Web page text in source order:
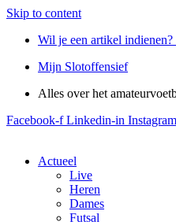
Skip to content
Wil je een artikel
Mijn Slotoffensief
Alles over het
Facebook-f Linkedin-in Instagram
Actueel
Live
Heren
Dames
Futsal